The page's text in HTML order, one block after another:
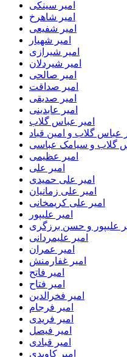
امیر سینکی
امیر شاهرخ
امیر شفیعی
امیر شهیار
امیر شیرازی
امیر شیردلان
امیر صالحی
امیر صداقت
امیر صدیقی
امیر عابدینی
امیر عباس گلاب
عباس گلاب و امین قباد
گلاب و سیامک عباسی
امیر عظیمی
امیر علی
امیر علی حمیدی
امیر علی زمانیان
امیر علی کریمخانی
امیر علیپور
علیپور و حسن برزگری
امیر علیمردانی
امیر عمران
امیر غفارمنش
امیر فاتح
امیر فتاح
امیر فخرالدین
امیر فرجام
امیر فریدی
امیر فیصل
امیر قبادی
امیر کاویدی